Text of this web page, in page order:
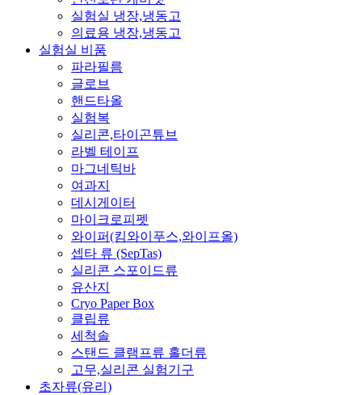
실험실 냉장,냉동고
의료용 냉장,냉동고
실험실 비품
파라필름
글로브
핸드타올
실험복
실리콘,타이곤튜브
라벨 테이프
마그네틱바
여과지
데시게이터
마이크로피펫
와이퍼(킴와이푸스,와이프올)
셉타 류 (SepTas)
실리콘 스포이드류
유산지
Cryo Paper Box
클립류
세척솔
스탠드 클램프류 홀더류
고무,실리콘 실험기구
초자류(유리)